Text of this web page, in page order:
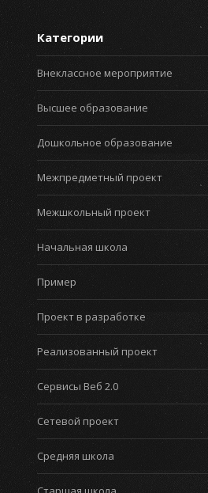
Категории
Внеклассное мероприятие
Высшее образование
Дошкольное образование
Межпредметный проект
Межшкольный проект
Начальная школа
Пример
Проект в разработке
Реализованный проект
Сервисы Веб 2.0
Сетевой проект
Средняя школа